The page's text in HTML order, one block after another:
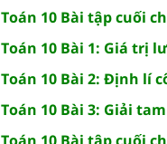
Toán 10 Bài tập cuối
Toán 10 Bài 1: Giá trị
Toán 10 Bài 2: Định lí
Toán 10 Bài 3: Giải